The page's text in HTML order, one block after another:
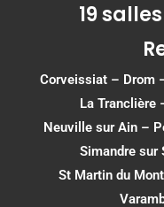
19
Corveissiat– Drom
La Tranclière
Neuville sur Ain –
Simandre sur
St Martin du Mont